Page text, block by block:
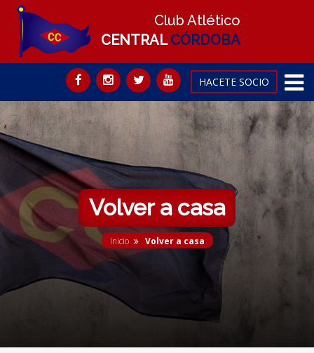
Club Atlético
CENTRALCÓRDOBA
HACETE SOCIO
Volver a casa
Inicio Volver a casa